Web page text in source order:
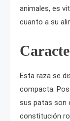
animales, es
cuanto a su
Esta raza se
compacta.
sus patas son
constitución